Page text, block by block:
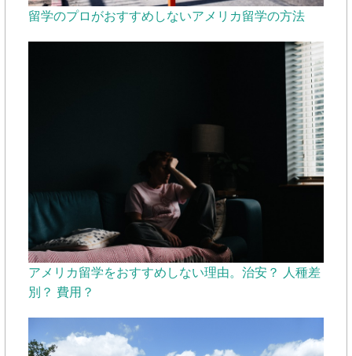
留学のプロがおすすめしないアメリカ留学の方法
アメリカ留学をおすすめしない理由。治安？ 人種差
別？ 費用？